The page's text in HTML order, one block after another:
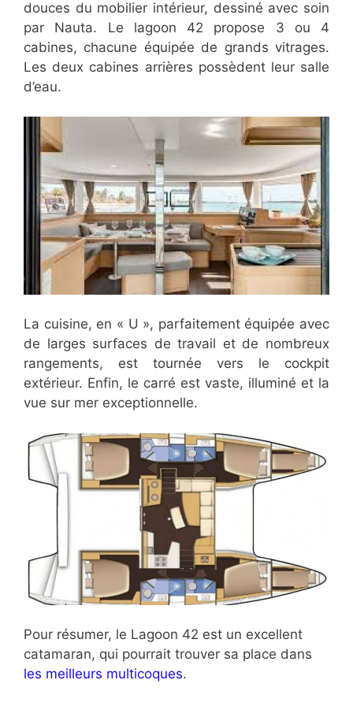
douces du mobilier intérieur, dessiné avec soin
par Nauta. Le lagoon 42 propose 3 ou 4
cabines, chacune équipée de grands vitrages.
Les deux cabines arrières possèdent leur salle
d’eau.
La cuisine, en « U », parfaitement équipée avec
de larges surfaces de travail et de nombreux
rangements, est tournée vers le cockpit
extérieur. Enfin, le carré est vaste, illuminé et la
vue sur mer exceptionnelle.
Pour résumer, le Lagoon 42 est un excellent
catamaran, qui pourrait trouver sa place dans
les meilleurs multicoques.